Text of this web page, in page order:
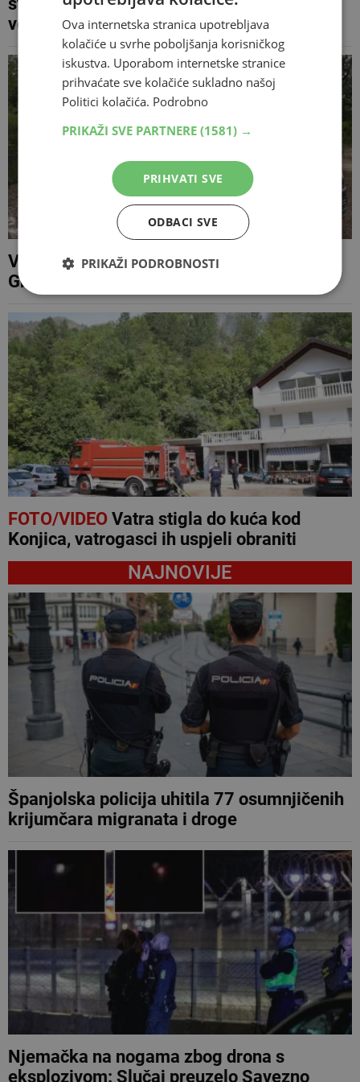
velikim požarom
Vatrogasci stavili pod kontrolu požar kod
Gruda
FOTO/VIDEOVatra stigla do kuća kod
Konjica, vatrogasci ih uspjeli obraniti
NAJNOVIJE
Španjolska policija uhitila 77 osumnjičenih
krijumčara migranata i droge
Njemačka na nogama zbog drona s
eksplozivom: Slučaj preuzelo Savezno
Ova internetska stranica upotrebljava
kolačiće u svrhe poboljšanja korisničkog
iskustva. Uporabom internetske stranice
prihvaćate sve kolačiće sukladno našoj
Politici kolačića. Podrobno
PRIKAŽI SVE PARTNERE (1581) →
PRIHVATI SVE
ODBACI SVE
PRIKAŽI PODROBNOSTI